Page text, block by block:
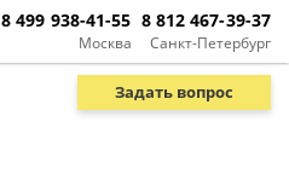
Москва
8 499 938-41-55
Санкт-Петербург
8 812 467-39-37
Задать вопрос